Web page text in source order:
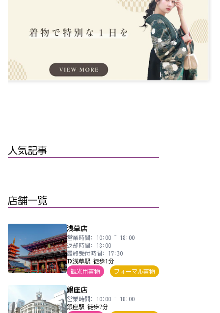
人気記事
店舗一覧
浅草店
営業時間: 10:00 ~ 18:00
返却時間: 18:00
最終受付時間: 17:30
TX浅草駅 徒歩1分
観光用着物
フォーマル着物
銀座店
営業時間: 10:00 ~ 18:00
銀座駅 徒歩7分